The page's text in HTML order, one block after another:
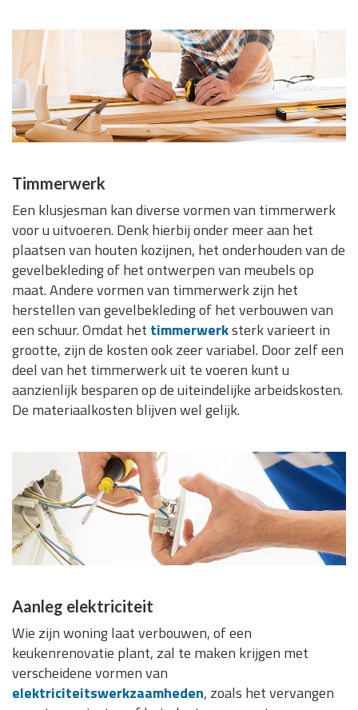
Timmerwerk
Een klusjesman kan diverse vormen van timmerwerk
voor u uitvoeren. Denk hierbij onder meer aan het
plaatsen van houten kozijnen, het onderhouden van de
gevelbekleding of het ontwerpen van meubels op
maat. Andere vormen van timmerwerk zijn het
herstellen van gevelbekleding of het verbouwen van
een schuur. Omdat het timmerwerksterk varieert in
grootte, zijn de kosten ook zeer variabel. Door zelf een
deel van het timmerwerk uit te voeren kunt u
aanzienlijk besparen op de uiteindelijke arbeidskosten.
De materiaalkosten blijven wel gelijk.
Aanleg elektriciteit
Wie zijn woning laat verbouwen, of een
keukenrenovatie plant, zal te maken krijgen met
verscheidene vormen van
elektriciteitswerkzaamheden, zoals het vervangen